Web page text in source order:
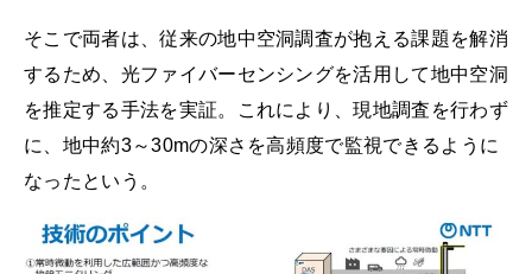
そこで両者は、従来の地中空洞調査が抱える課題を解消
するため、光ファイバーセンシングを活用して地中空洞
を推定する手法を実証。これにより、現地調査を行わず
に、地中約3～30mの深さを高頻度で監視できるように
なったという。